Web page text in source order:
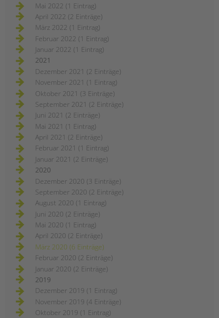
Mai 2022 (1 Eintrag)
April 2022 (2 Einträge)
März 2022 (1 Eintrag)
Februar 2022 (1 Eintrag)
Januar 2022 (1 Eintrag)
2021
Dezember 2021 (2 Einträge)
November 2021 (1 Eintrag)
Oktober 2021 (3 Einträge)
September 2021 (2 Einträge)
Juni 2021 (2 Einträge)
Mai 2021 (1 Eintrag)
April 2021 (2 Einträge)
Februar 2021 (1 Eintrag)
Januar 2021 (2 Einträge)
2020
Dezember 2020 (3 Einträge)
September 2020 (2 Einträge)
August 2020 (1 Eintrag)
Juni 2020 (2 Einträge)
Mai 2020 (1 Eintrag)
April 2020 (2 Einträge)
März 2020 (6 Einträge)
Februar 2020 (2 Einträge)
Januar 2020 (2 Einträge)
2019
Dezember 2019 (1 Eintrag)
November 2019 (4 Einträge)
Oktober 2019 (1 Eintrag)